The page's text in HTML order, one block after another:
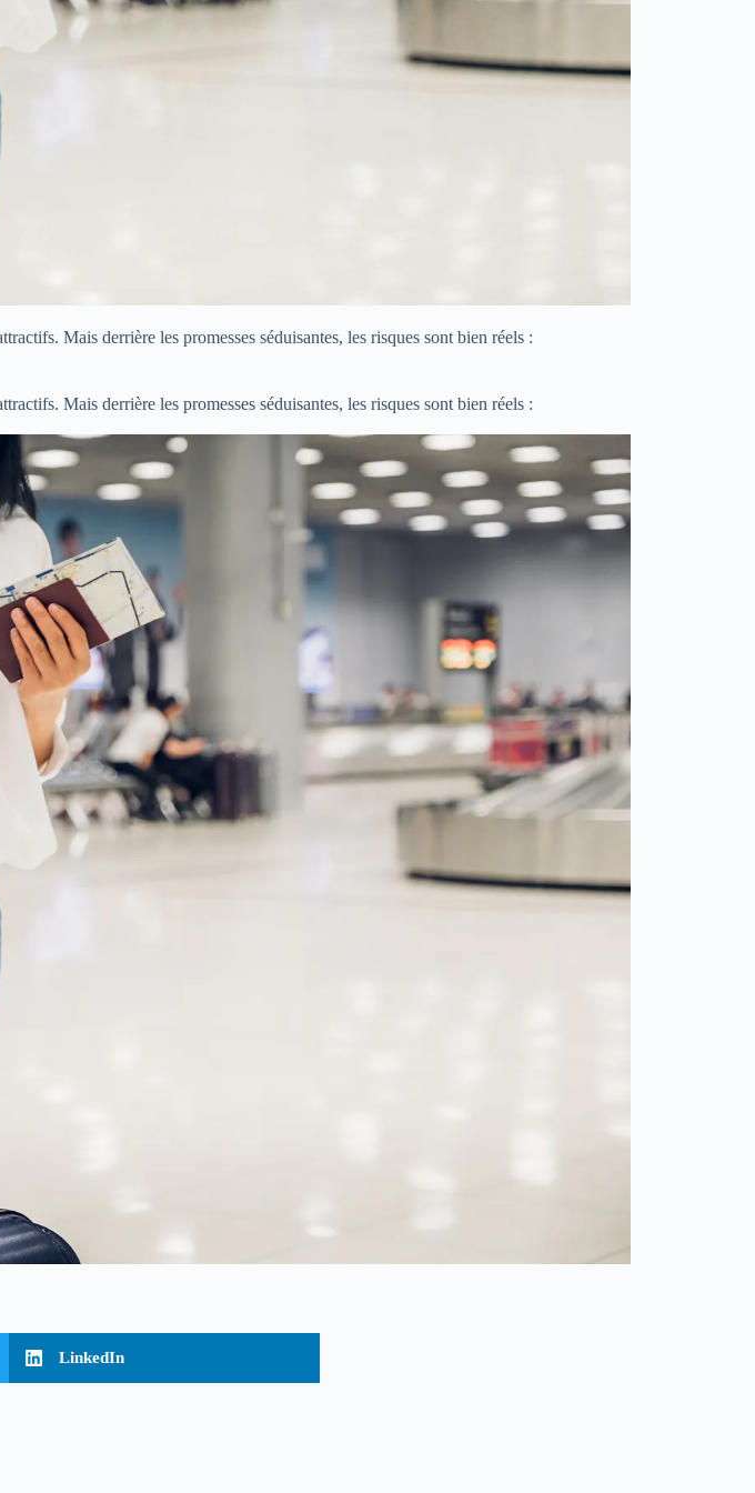
Mais derrière les promesses séduisantes, les risques sont bien réels :
Mais derrière les promesses séduisantes, les risques sont bien réels :
LinkedIn